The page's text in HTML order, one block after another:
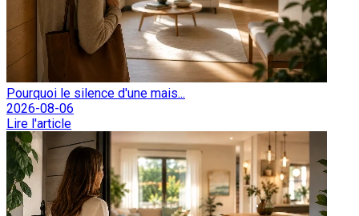
Pourquoi le silence d'une mais...
2026-08-06
Lire l'article